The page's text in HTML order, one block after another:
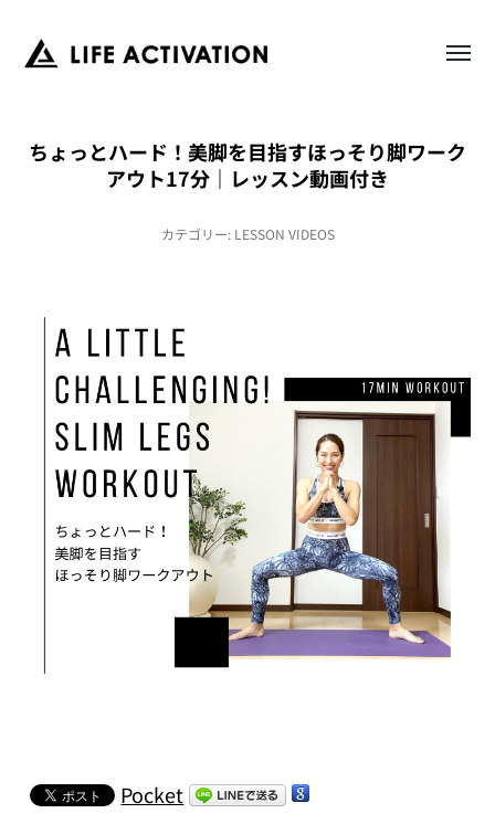
ちょっとハード！美脚を目指すほっそり脚ワーク
アウト17分｜レッスン動画付き
カテゴリー: LESSON VIDEOS
Pocket